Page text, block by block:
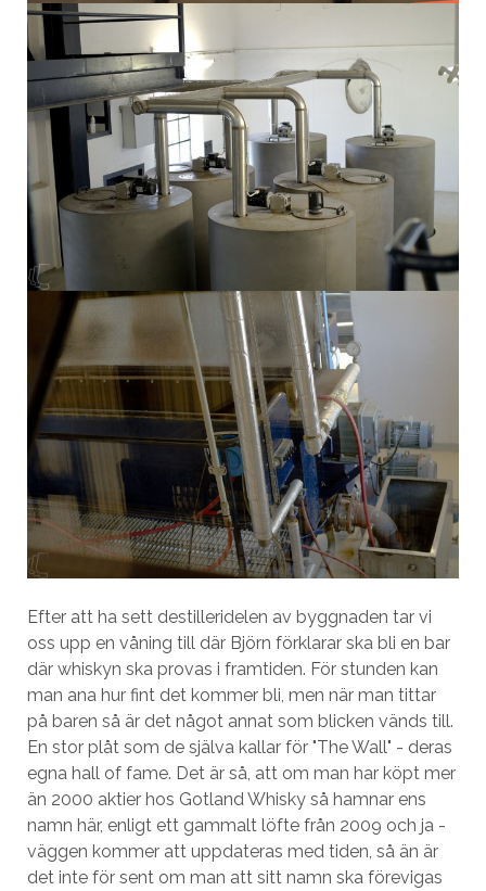
Efter att ha sett destilleridelen av byggnaden tar vi
oss upp en våning till där Björn förklarar ska bli en bar
där whiskyn ska provas i framtiden. För stunden kan
man ana hur fint det kommer bli, men när man tittar
på baren så är det något annat som blicken vänds till.
En stor plåt som de själva kallar för "The Wall" - deras
egna hall of fame. Det är så, att om man har köpt mer
än 2000 aktier hos Gotland Whisky så hamnar ens
namn här, enligt ett gammalt löfte från 2009 och ja -
väggen kommer att uppdateras med tiden, så än är
det inte för sent om man att sitt namn ska förevigas